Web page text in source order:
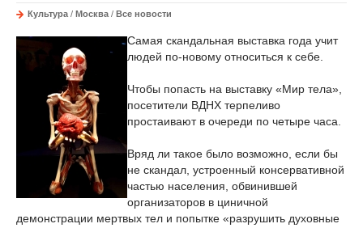
Культура / Москва / Все новости
Самая скандальная выставка года учит
людей по-новому относиться к себе.
Чтобы попасть на выставку «Мир тела»,
посетители ВДНХ терпеливо
простаивают в очереди по четыре часа.
Вряд ли такое было возможно, если бы
не скандал, устроенный консервативной
частью населения, обвинившей
организаторов в циничной
демонстрации мертвых тел и попытке «разрушить духовные